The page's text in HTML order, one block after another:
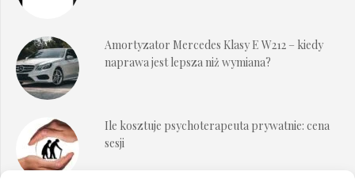
Amortyzator Mercedes Klasy E W212 – kiedy
naprawa jest lepsza niż wymiana?
Ile kosztuje psychoterapeuta prywatnie: cena
sesji